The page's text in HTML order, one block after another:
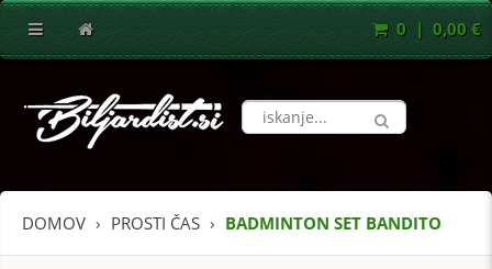
0 | 0,00 €
DOMOV PROSTI ČAS BADMINTON SET BANDITO